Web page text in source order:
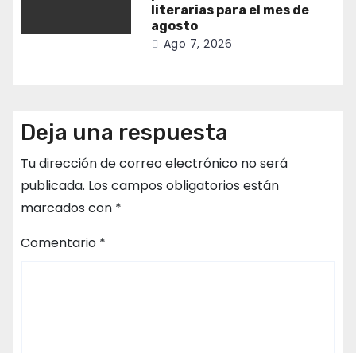
literarias para el mes de
agosto
Ago 7, 2026
Deja una respuesta
Tu dirección de correo electrónico no será
publicada. Los campos obligatorios están
marcados con *
Comentario *